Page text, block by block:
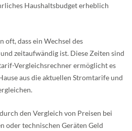
Haushaltsbudget erheblich
oft, dass ein Wechsel des
zeitaufwändig ist. Diese Zeiten sind
Vergleichsrechner ermöglicht es
aus die aktuellen Stromtarife und
den Vergleich von Preisen bei
oder technischen Geräten Geld